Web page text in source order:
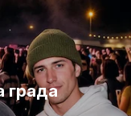
града